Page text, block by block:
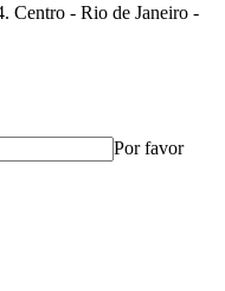
Centro - Rio de Janeiro -
Por favor